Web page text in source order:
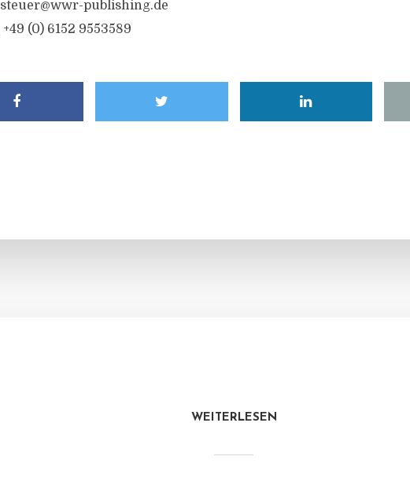
steuer@wwr-publishing.de
(0) 6152 9553589
WEITERLESEN